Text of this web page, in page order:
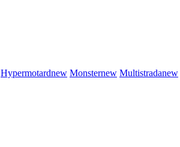
Hypermotardnew Monsternew Multistradanew